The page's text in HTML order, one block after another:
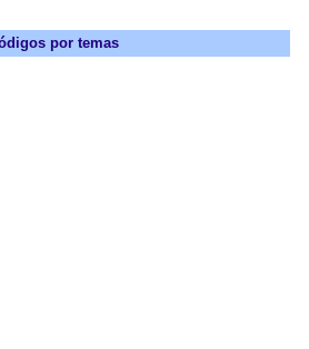
por temas